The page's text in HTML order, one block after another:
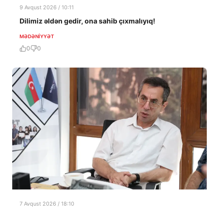
9 Avqust 2026 / 10:11
Dilimiz əldən gedir, ona sahib çıxmalıyıq!
MƏDƏNIYYƏT
0 0
7 Avqust 2026 / 18:10